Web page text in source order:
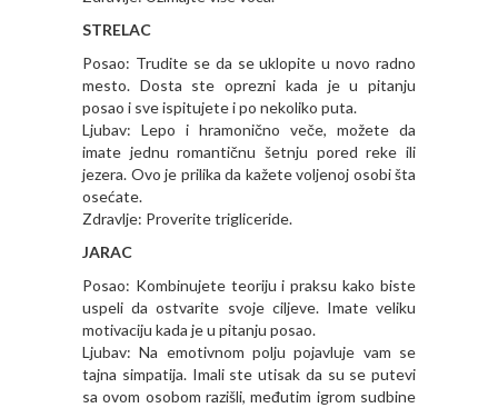
STRELAC
Posao: Trudite se da se uklopite u novo radno
mesto. Dosta ste oprezni kada je u pitanju
posao i sve ispitujete i po nekoliko puta.
Ljubav: Lepo i hramonično veče, možete da
imate jednu romantičnu šetnju pored reke ili
jezera. Ovo je prilika da kažete voljenoj osobi šta
osećate.
Zdravlje: Proverite trigliceride.
JARAC
Posao: Kombinujete teoriju i praksu kako biste
uspeli da ostvarite svoje ciljeve. Imate veliku
motivaciju kada je u pitanju posao.
Ljubav: Na emotivnom polju pojavluje vam se
tajna simpatija. Imali ste utisak da su se putevi
sa ovom osobom razišli, međutim igrom sudbine